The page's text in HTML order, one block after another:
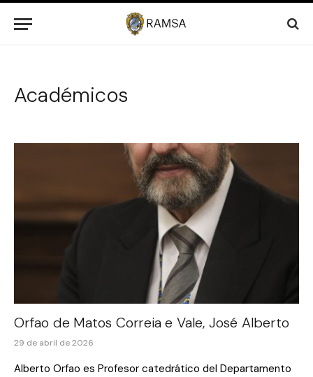
Académicos
Orfao de Matos Correia e Vale, José Alberto
29 de abril de 2026
Alberto Orfao es Profesor catedrático del Departamento